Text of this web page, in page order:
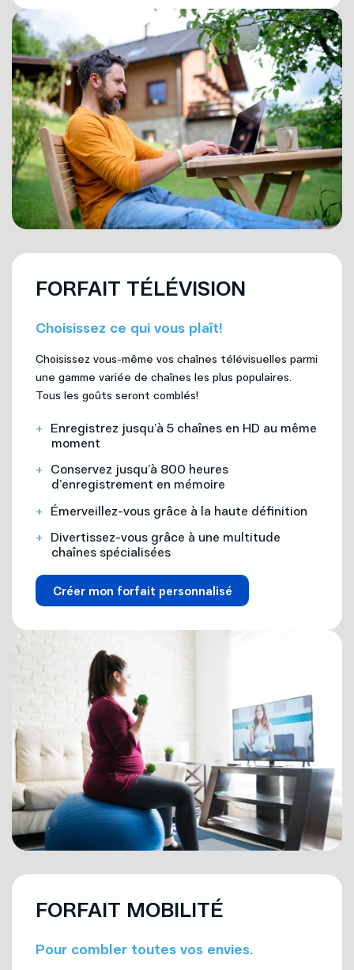
FORFAIT TÉLÉVISION
Choisissez ce qui vous plaît!
Choisissez vous-même vos chaînes télévisuelles parmi
une gamme variée de chaînes les plus populaires.
Tous les goûts seront comblés!
Enregistrez jusqu’à 5 chaînes en HD au même
moment
Conservez jusqu’à 800 heures
d’enregistrement en mémoire
Émerveillez-vous grâce à la haute définition
Divertissez-vous grâce à une multitude
chaînes spécialisées
Créer mon forfait personnalisé
FORFAIT MOBILITÉ
Pour combler toutes vos envies.